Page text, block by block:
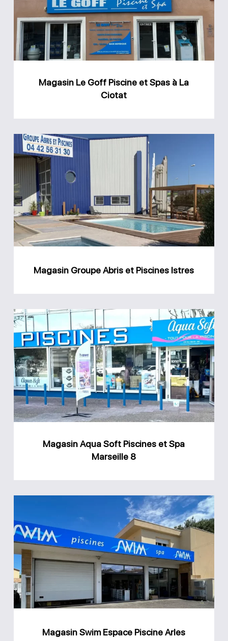
Piscine
et
Spas
à
Ciotat
Magasin Le Goff Piscine et Spas à La
Ciotat
Magasin
Groupe
Piscines
Istres
Magasin Groupe Abris et Piscines Istres
Magasin
Aqua
Soft
Piscines
et
Spa
Marseille
Magasin Aqua Soft Piscines et Spa
Marseille 8
Magasin
Swim
Espace
Piscine
Arles
Magasin Swim Espace Piscine Arles